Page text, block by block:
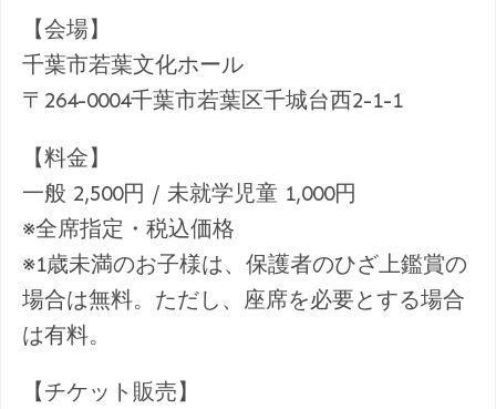
【会場】
千葉市若葉文化ホール
〒264-0004千葉市若葉区千城台西2-1-1
【料金】
一般 2,500円 / 未就学児童 1,000円
※全席指定・税込価格
※1歳未満のお子様は、保護者のひざ上鑑賞の
場合は無料。ただし、座席を必要とする場合
は有料。
【チケット販売】